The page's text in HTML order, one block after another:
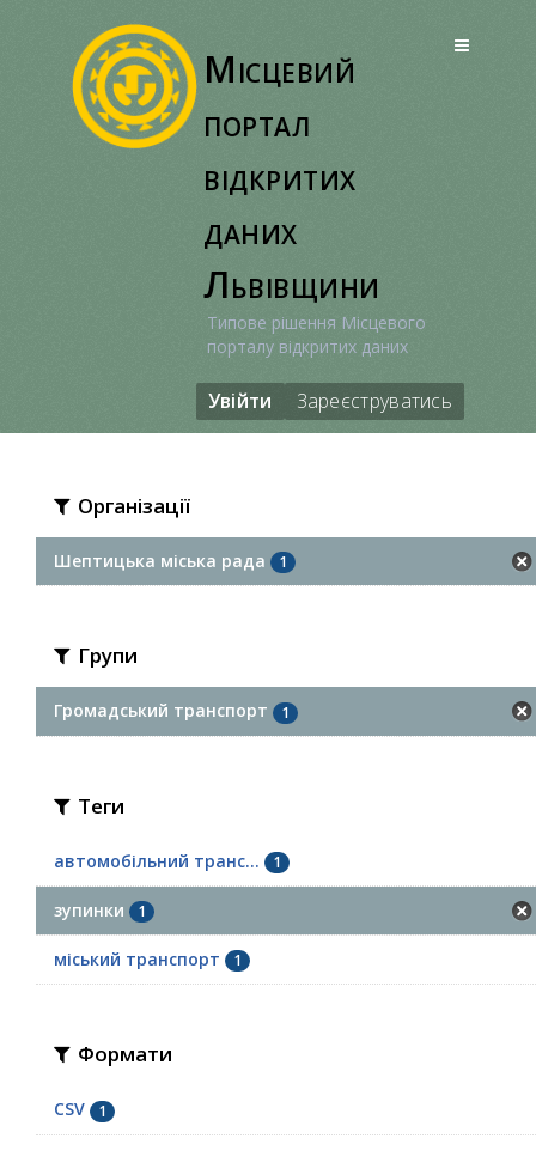
Місцевий
портал
відкритих
даних
Львівщини
Типове рішення Місцевого
порталу відкритих даних
Увійти Зареєструватись
Організації
Шептицька міська рада 1
Групи
Громадський транспорт 1
Теги
автомобільний транс... 1
зупинки 1
міський транспорт 1
Формати
CSV 1